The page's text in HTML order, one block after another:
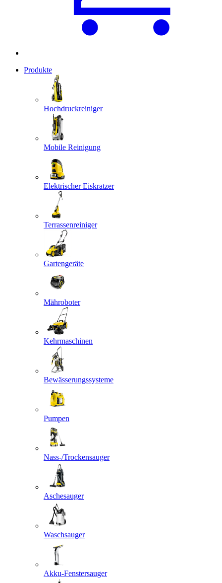
Produkte
Hochdruckreiniger
Mobile Reinigung
Elektrischer Eiskratzer
Terrassenreiniger
Gartengeräte
Mähroboter
Kehrmaschinen
Bewässerungssysteme
Pumpen
Nass-/Trockensauger
Aschesauger
Waschsauger
Akku-Fenstersauger